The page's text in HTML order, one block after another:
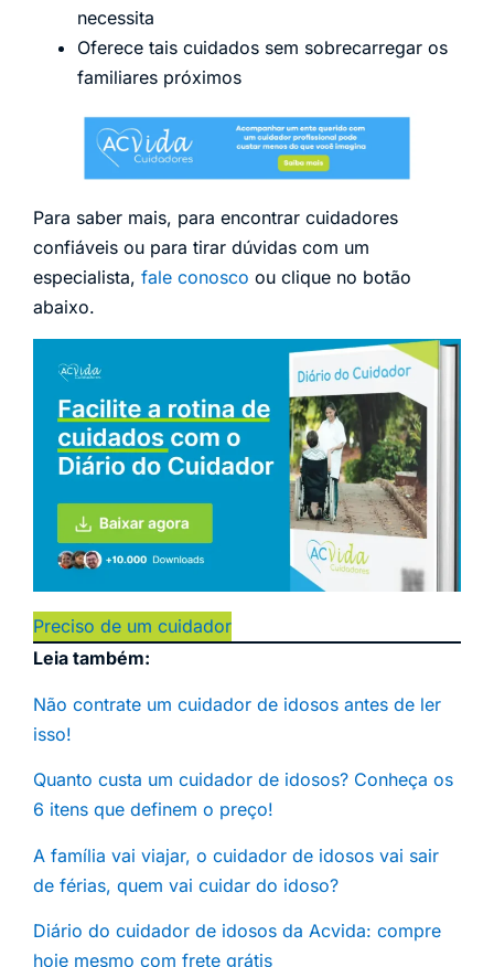
necessita
Oferece tais cuidados sem sobrecarregar os
familiares próximos
Para saber mais, para encontrar cuidadores
confiáveis ou para tirar dúvidas com um
especialista, fale conosco ou clique no botão
abaixo.
Preciso de um cuidador
Leia também:
Não contrate um cuidador de idosos antes de ler
isso!
Quanto custa um cuidador de idosos? Conheça os
6 itens que definem o preço!
A família vai viajar, o cuidador de idosos vai sair
de férias, quem vai cuidar do idoso?
Diário do cuidador de idosos da Acvida: compre
hoje mesmo com frete grátis